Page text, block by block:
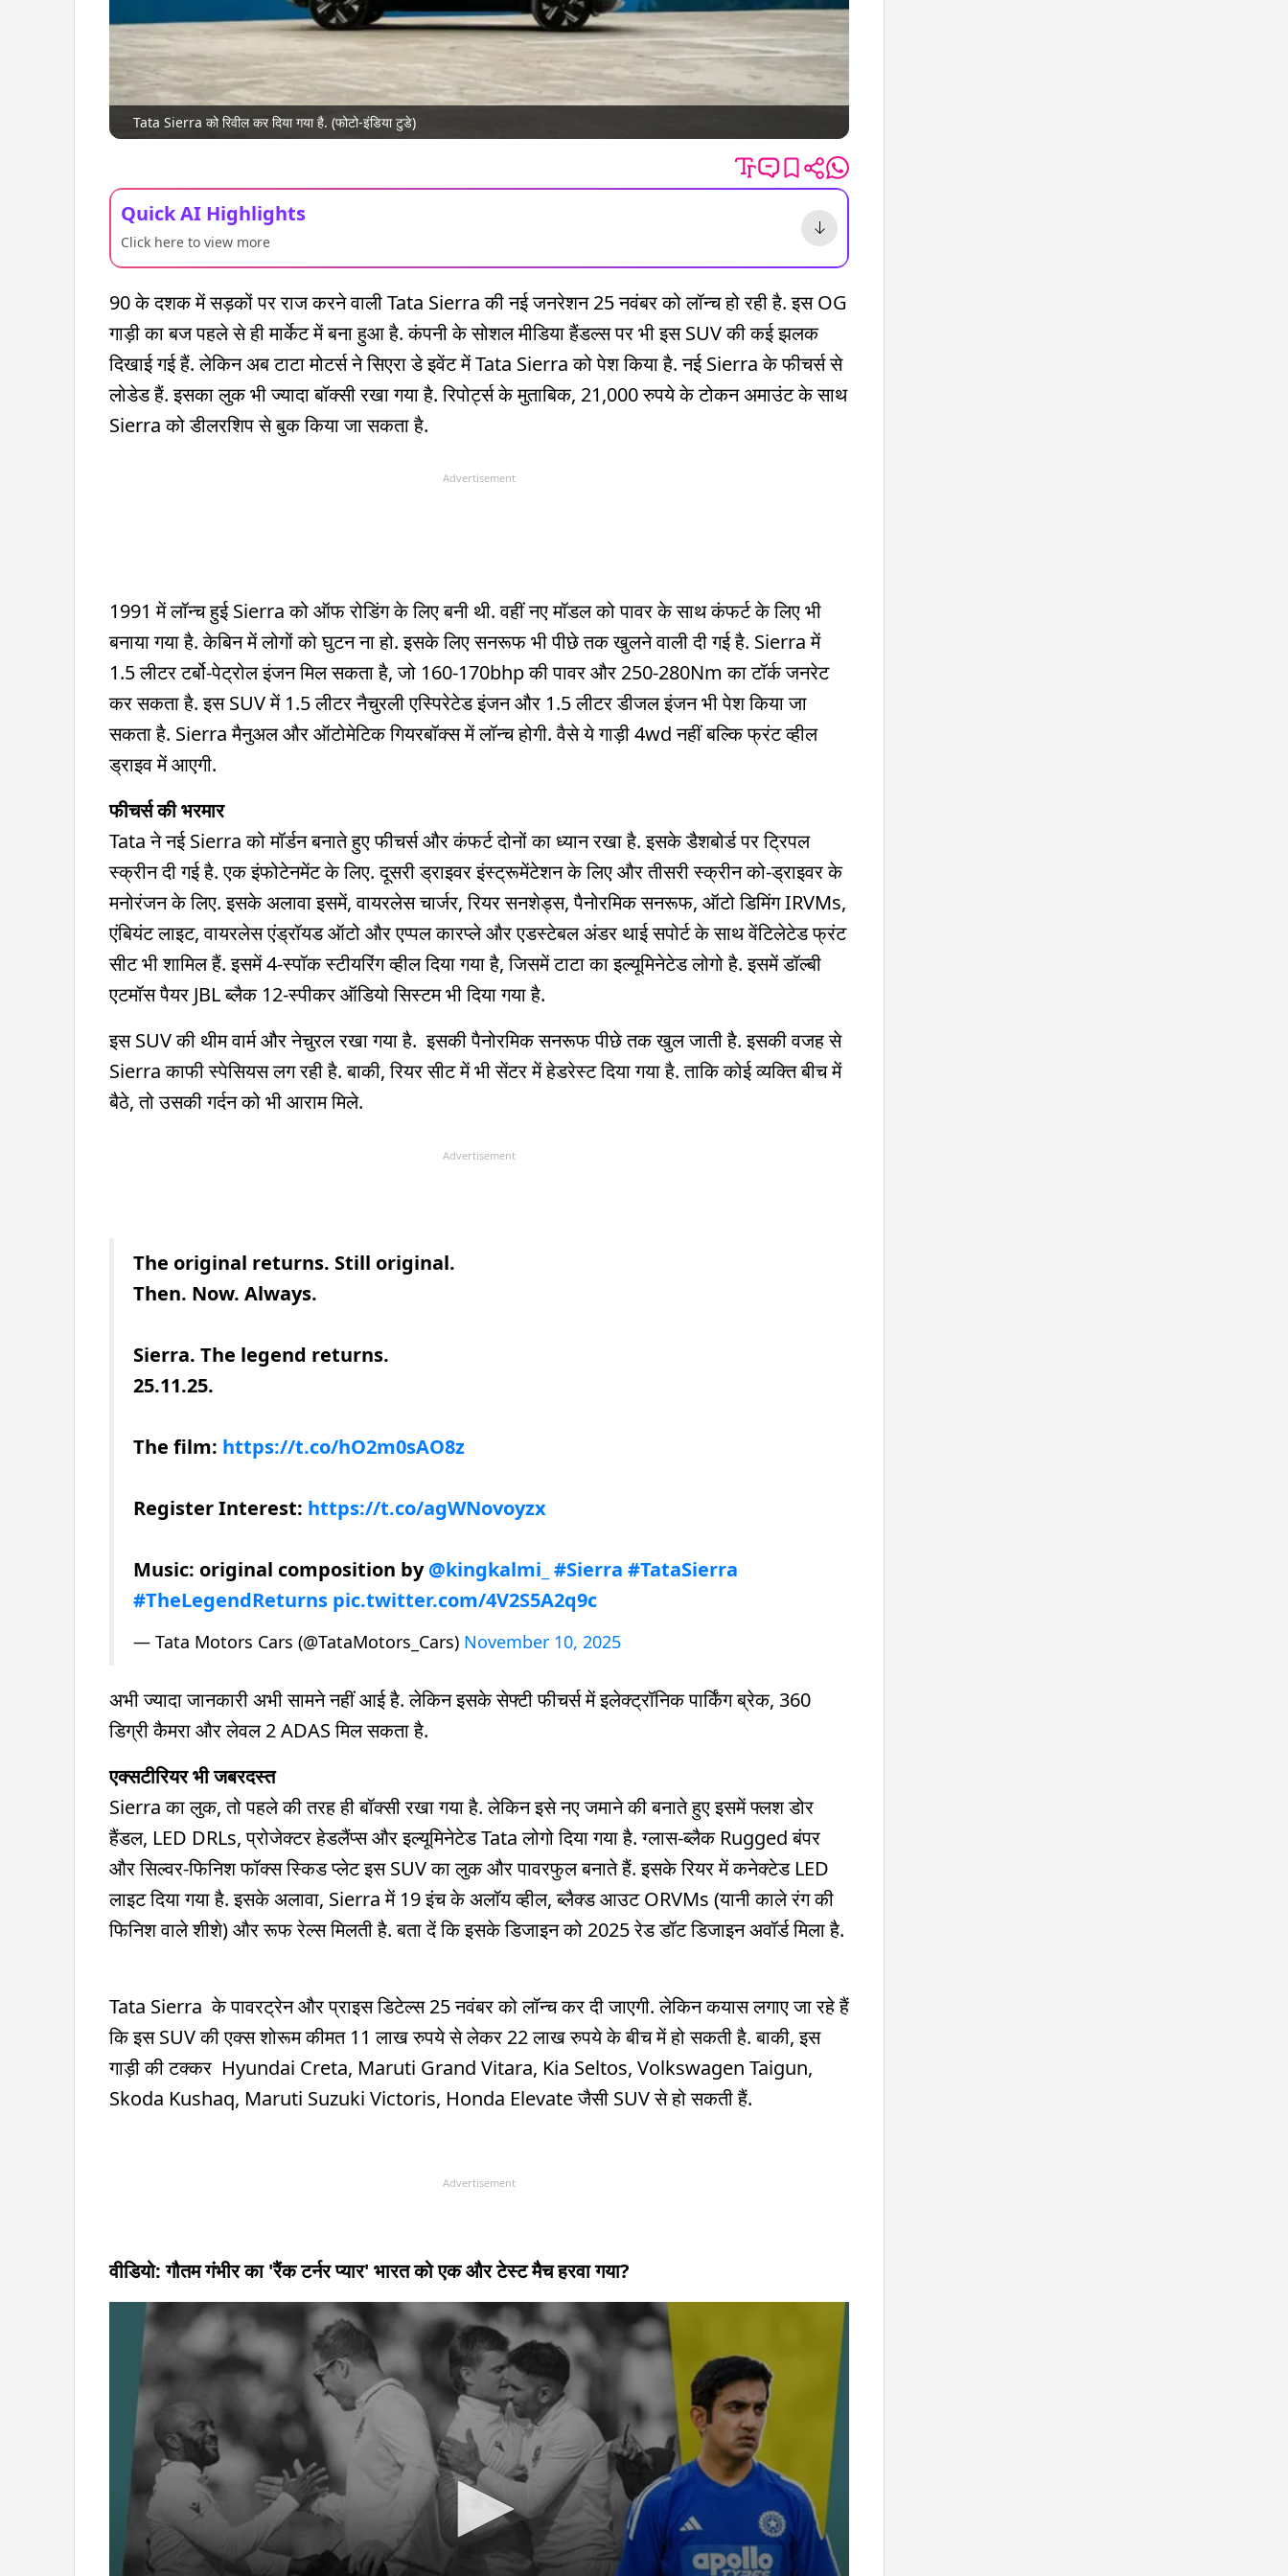
Tata Sierra को रिवील कर दिया गया है. (फोटो-इंडिया टुडे)
Quick AI Highlights
Click here to view more
90 के दशक में सड़कों पर राज करने वाली Tata Sierra की नई जनरेशन 25 नवंबर को लॉन्च हो रही है. इस OG
गाड़ी का बज पहले से ही मार्केट में बना हुआ है. कंपनी के सोशल मीडिया हैंडल्स पर भी इस SUV की कई झलक
दिखाई गई हैं. लेकिन अब टाटा मोटर्स ने सिएरा डे इवेंट में Tata Sierra को पेश किया है. नई Sierra के फीचर्स से
लोडेड हैं. इसका लुक भी ज्यादा बॉक्सी रखा गया है. रिपोर्ट्स के मुताबिक, 21,000 रुपये के टोकन अमाउंट के साथ
Sierra को डीलरशिप से बुक किया जा सकता है.
Advertisement
1991 में लॉन्च हुई Sierra को ऑफ रोडिंग के लिए बनी थी. वहीं नए मॉडल को पावर के साथ कंफर्ट के लिए भी
बनाया गया है. केबिन में लोगों को घुटन ना हो. इसके लिए सनरूफ भी पीछे तक खुलने वाली दी गई है. Sierra में
1.5 लीटर टर्बो-पेट्रोल इंजन मिल सकता है, जो 160-170bhp की पावर और 250-280Nm का टॉर्क जनरेट
कर सकता है. इस SUV में 1.5 लीटर नैचुरली एस्पिरेटेड इंजन और 1.5 लीटर डीजल इंजन भी पेश किया जा
सकता है. Sierra मैनुअल और ऑटोमेटिक गियरबॉक्स में लॉन्च होगी. वैसे ये गाड़ी 4wd नहीं बल्कि फ्रंट व्हील
ड्राइव में आएगी.
फीचर्स की भरमार
Tata ने नई Sierra को मॉर्डन बनाते हुए फीचर्स और कंफर्ट दोनों का ध्यान रखा है. इसके डैशबोर्ड पर ट्रिपल
स्क्रीन दी गई है. एक इंफोटेनमेंट के लिए. दूसरी ड्राइवर इंस्ट्रूमेंटेशन के लिए और तीसरी स्क्रीन को-ड्राइवर के
मनोरंजन के लिए. इसके अलावा इसमें, वायरलेस चार्जर, रियर सनशेड्स, पैनोरमिक सनरूफ, ऑटो डिमिंग IRVMs,
एंबियंट लाइट, वायरलेस एंड्रॉयड ऑटो और एप्पल कारप्ले और एडस्टेबल अंडर थाई सपोर्ट के साथ वेंटिलेटेड फ्रंट
सीट भी शामिल हैं. इसमें 4-स्पॉक स्टीयरिंग व्हील दिया गया है, जिसमें टाटा का इल्यूमिनेटेड लोगो है. इसमें डॉल्बी
एटमॉस पैयर JBL ब्लैक 12-स्पीकर ऑडियो सिस्टम भी दिया गया है.
इस SUV की थीम वार्म और नेचुरल रखा गया है. इसकी पैनोरमिक सनरूफ पीछे तक खुल जाती है. इसकी वजह से
Sierra काफी स्पेसियस लग रही है. बाकी, रियर सीट में भी सेंटर में हेडरेस्ट दिया गया है. ताकि कोई व्यक्ति बीच में
बैठे, तो उसकी गर्दन को भी आराम मिले.
Advertisement
The original returns. Still original.
Then. Now. Always.
Sierra. The legend returns.
25.11.25.
The film: https://t.co/hO2m0sAO8z
Register Interest: https://t.co/agWNovoyzx
Music: original composition by@kingkalmi_ #Sierra #TataSierra
#TheLegendReturns pic.twitter.com/4V2S5A2q9c
— Tata Motors Cars (@TataMotors_Cars) November 10, 2025
अभी ज्यादा जानकारी अभी सामने नहीं आई है. लेकिन इसके सेफ्टी फीचर्स में इलेक्ट्रॉनिक पार्किंग ब्रेक, 360
डिग्री कैमरा और लेवल 2 ADAS मिल सकता है.
एक्सटीरियर भी जबरदस्त
Sierra का लुक, तो पहले की तरह ही बॉक्सी रखा गया है. लेकिन इसे नए जमाने की बनाते हुए इसमें फ्लश डोर
हैंडल, LED DRLs, प्रोजेक्टर हेडलैंप्स और इल्यूमिनेटेड Tata लोगो दिया गया है. ग्लास-ब्लैक Rugged बंपर
और सिल्वर-फिनिश फॉक्स स्किड प्लेट इस SUV का लुक और पावरफुल बनाते हैं. इसके रियर में कनेक्टेड LED
लाइट दिया गया है. इसके अलावा, Sierra में 19 इंच के अलॉय व्हील, ब्लैक्ड आउट ORVMs (यानी काले रंग की
फिनिश वाले शीशे) और रूफ रेल्स मिलती है. बता दें कि इसके डिजाइन को 2025 रेड डॉट डिजाइन अवॉर्ड मिला है.
Tata Sierra के पावरट्रेन और प्राइस डिटेल्स 25 नवंबर को लॉन्च कर दी जाएगी. लेकिन कयास लगाए जा रहे हैं
कि इस SUV की एक्स शोरूम कीमत 11 लाख रुपये से लेकर 22 लाख रुपये के बीच में हो सकती है. बाकी, इस
गाड़ी की टक्कर Hyundai Creta, Maruti Grand Vitara, Kia Seltos, Volkswagen Taigun,
Skoda Kushaq, Maruti Suzuki Victoris, Honda Elevate जैसी SUV से हो सकती हैं.
Advertisement
वीडियो: गौतम गंभीर का 'रैंक टर्नर प्यार' भारत को एक और टेस्ट मैच हरवा गया?